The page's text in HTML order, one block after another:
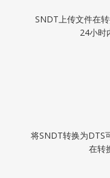
SNDT上传文件在
24小时
将SNDT转换为DTS
在转